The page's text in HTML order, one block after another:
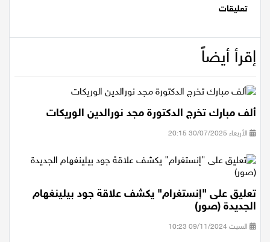
جمال وازياء
تكنولوجيا
فن
ستوديو انتخابات 2022
تعليقات
إقرأ أيضاً
ألف مبارك تخرج الدكتورة مجد نورالدين الوريكات
الأربعاء 30/07/2025 20:15
تعليق على "إنستغرام" يكشف علاقة جود بيلينغهام
الجديدة (صور)
السبت 09/11/2024 10:23